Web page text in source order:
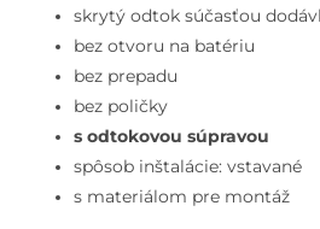
prepadu,
bez
otvoru
batériu,
matná
čierna
skrytý odtok súčasťou
bez otvoru na batériu
bez prepadu
bez poličky
s odtokovou súpravou
spôsob inštalácie: vstavané
s materiálom pre montáž